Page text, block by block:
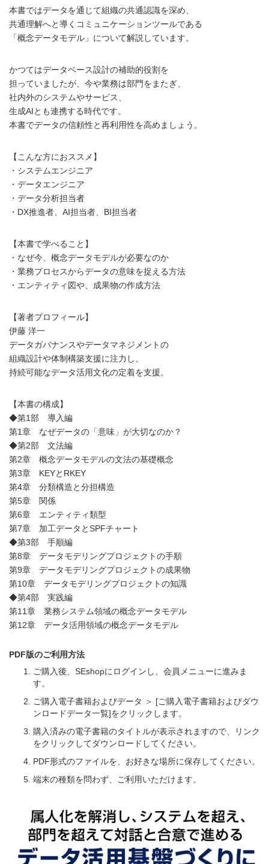
本書ではデータを通じて組織の共通認識を深め、
共通理解へと導くコミュニケーションツールである
「概念データモデル」について解説しています。
かつてはデータベース設計の補助的役割を
担っていましたが、今や業務は部門をまたぎ、
社内外のシステムやサービス、
生成AIとも連携する時代です。
本書でデータの信頼性と再利用性を高めましょう。
【こんな方におススメ】
・システムエンジニア
・データエンジニア
・データ分析担当者
・DX推進者、AI担当者、BI担当者
【本書で学べること】
・なぜ今、概念データモデルが必要なのか
・業務プロセスからデータの意味を捉える方法
・エンティティ図や、成果物の作成方法
【著者プロフィール】
伊藤 洋一
データガバナンスやデータマネジメントの
組織設計や体制構築支援に注力し、
持続可能なデータ活用文化の定着を支援。
【本書の構成】
◆第1部 導入編
第1章 なぜデータの「意味」が大切なのか？
◆第2部 文法編
第2章 概念データモデルの文法の基礎概念
第3章 KEYとRKEY
第4章 分類構造と分担構造
第5章 関係
第6章 エンティティ類型
第7章 加工データとSPFチャート
◆第3部 手順編
第8章 データモデリングプロジェクトの手順
第9章 データモデリングプロジェクトの成果物
第10章 データモデリングプロジェクトの知識
◆第4部 実践編
第11章 業務システム領域の概念データモデル
第12章 データ活用領域の概念データモデル
PDF版のご利用方法
ご購入後、SEshopにログインし、会員メニューに進みま
す。
ご購入電子書籍およびデータ ＞ [ご購入電子書籍およびダウ
ンロードデータ一覧]をクリックします。
購入済みの電子書籍のタイトルが表示されますので、リンク
をクリックしてダウンロードしてください。
PDF形式のファイルを、お好きな場所に保存してください。
端末の種類を問わず、ご利用いただけます。